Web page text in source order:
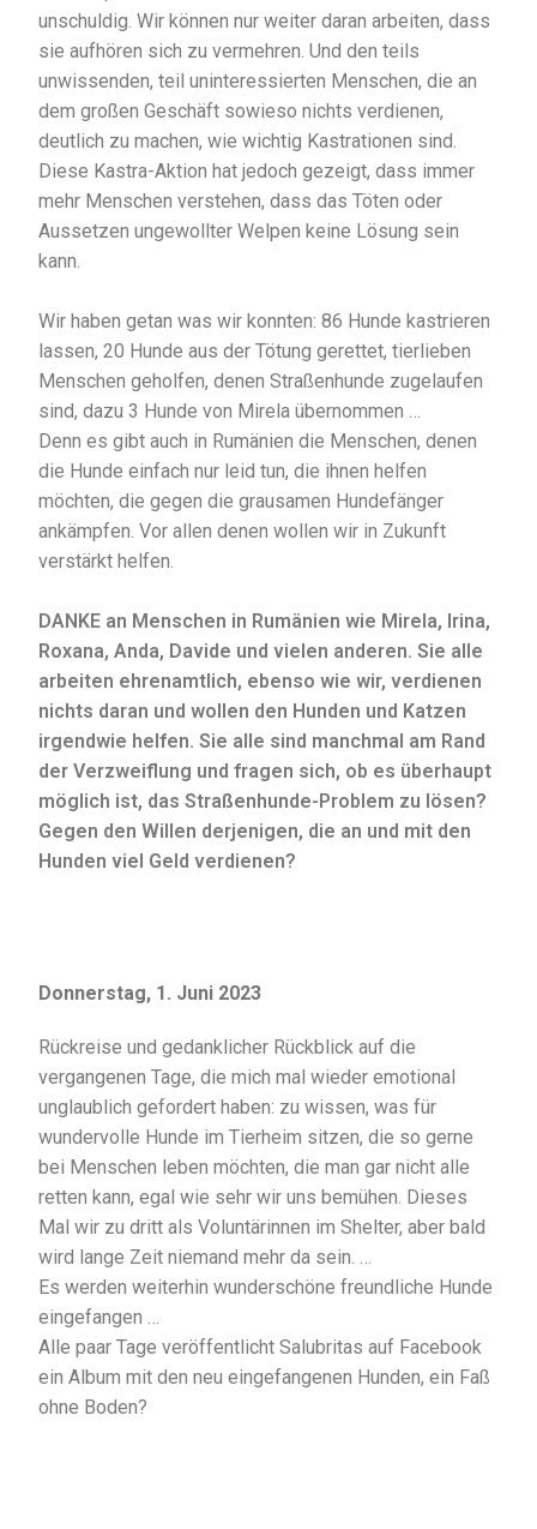
unschuldig. Wir können nur weiter daran arbeiten, dass
sie aufhören sich zu vermehren. Und den teils
unwissenden, teil uninteressierten Menschen, die an
dem großen Geschäft sowieso nichts verdienen,
deutlich zu machen, wie wichtig Kastrationen sind.
Diese Kastra-Aktion hat jedoch gezeigt, dass immer
mehr Menschen verstehen, dass das Töten oder
Aussetzen ungewollter Welpen keine Lösung sein
kann.
Wir haben getan was wir konnten: 86 Hunde kastrieren
lassen, 20 Hunde aus der Tötung gerettet, tierlieben
Menschen geholfen, denen Straßenhunde zugelaufen
sind, dazu 3 Hunde von Mirela übernommen …
Denn es gibt auch in Rumänien die Menschen, denen
die Hunde einfach nur leid tun, die ihnen helfen
möchten, die gegen die grausamen Hundefänger
ankämpfen. Vor allen denen wollen wir in Zukunft
verstärkt helfen.
DANKE an Menschen in Rumänien wie Mirela, Irina,
Roxana, Anda, Davide und vielen anderen. Sie alle
arbeiten ehrenamtlich, ebenso wie wir, verdienen
nichts daran und wollen den Hunden und Katzen
irgendwie helfen. Sie alle sind manchmal am Rand
der Verzweiflung und fragen sich, ob es überhaupt
möglich ist, das Straßenhunde-Problem zu lösen?
Gegen den Willen derjenigen, die an und mit den
Hunden viel Geld verdienen?
Donnerstag, 1. Juni 2023
Rückreise und gedanklicher Rückblick auf die
vergangenen Tage, die mich mal wieder emotional
unglaublich gefordert haben: zu wissen, was für
wundervolle Hunde im Tierheim sitzen, die so gerne
bei Menschen leben möchten, die man gar nicht alle
retten kann, egal wie sehr wir uns bemühen. Dieses
Mal wir zu dritt als Voluntärinnen im Shelter, aber bald
wird lange Zeit niemand mehr da sein. …
Es werden weiterhin wunderschöne freundliche Hunde
eingefangen …
Alle paar Tage veröffentlicht Salubritas auf Facebook
ein Album mit den neu eingefangenen Hunden, ein Faß
ohne Boden?